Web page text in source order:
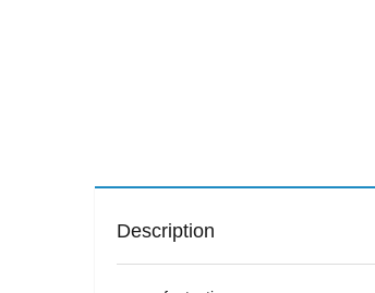
Description